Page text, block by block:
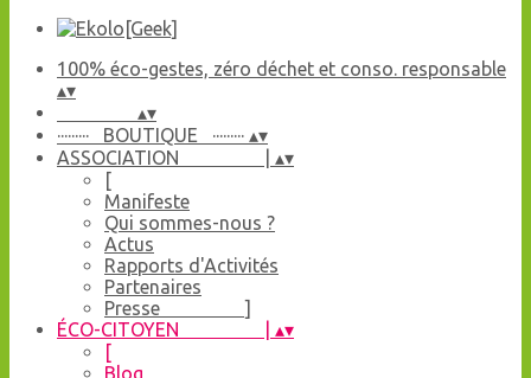
100% éco-gestes, zéro déchet et conso. responsable
▴▾
▴▾
········· BOUTIQUE ········· ▴▾
ASSOCIATION | ▴▾
[
Manifeste
Qui sommes-nous ?
Actus
Rapports d'Activités
Partenaires
Presse ]
ÉCO-CITOYEN | ▴▾
[
Blog